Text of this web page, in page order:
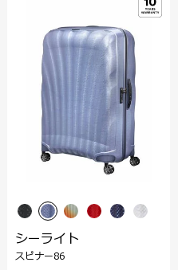
シーライト
スピナー86